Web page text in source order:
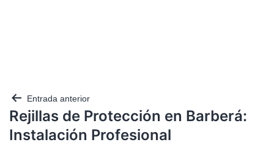
Entrada anterior
Rejillas de Protección en Barberá:
Instalación Profesional